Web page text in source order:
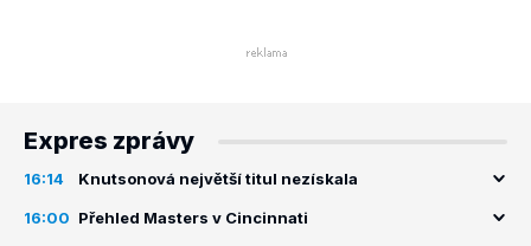
Expres zprávy
16:14 Knutsonová největší titul nezískala
16:00 Přehled Masters v Cincinnati